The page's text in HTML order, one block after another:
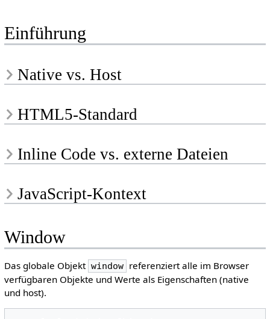
Einführung
Native vs. Host
HTML5-Standard
Inline Code vs. externe Dateien
JavaScript-Kontext
Window
Das globale Objekt window referenziert alle im Browser
verfügbaren Objekte und Werte als Eigenschaften (native
und host).